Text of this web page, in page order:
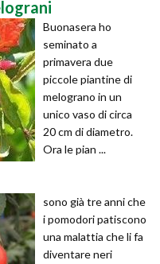
Buonasera ho
seminato a
primavera due
piccole piantine di
melograno in un
unico vaso di circa
20 cm di diametro.
Ora le pian ...
sono già tre anni che
i pomodori patiscono
una malattia che li fa
diventare neri